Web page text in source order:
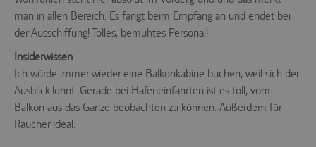
man in allen Bereich. Es fängt beim Empfang an und endet bei
der Ausschiffung! Tolles, bemühtes Personal!
Insiderwissen
Ich würde immer wieder eine Balkonkabine buchen, weil sich der
Ausblick lohnt. Gerade bei Hafeneinfahrten ist es toll, vom
Balkon aus das Ganze beobachten zu können. Außerdem für
Raucher ideal.